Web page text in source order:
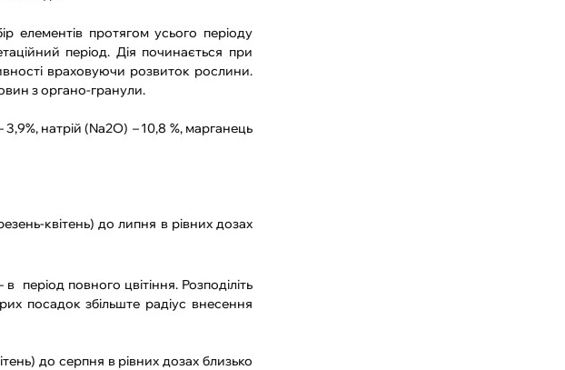
елементів протягом усього періоду
період. Дія починається при
враховуючи розвиток рослини.
з органо-гранули.
3,9%, натрій (Na2O) –10,8 %, марганець
квітень) до липня в рівних дозах
період повного цвітіння. Розподіліть
посадок збільште радіус внесення
до серпня в рівних дозах близько